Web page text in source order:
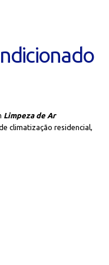
Limpeza de Ar
climatização residencial,